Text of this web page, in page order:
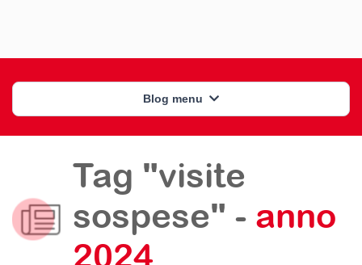
Blog menu
Tag "visite
sospese" - anno
2024